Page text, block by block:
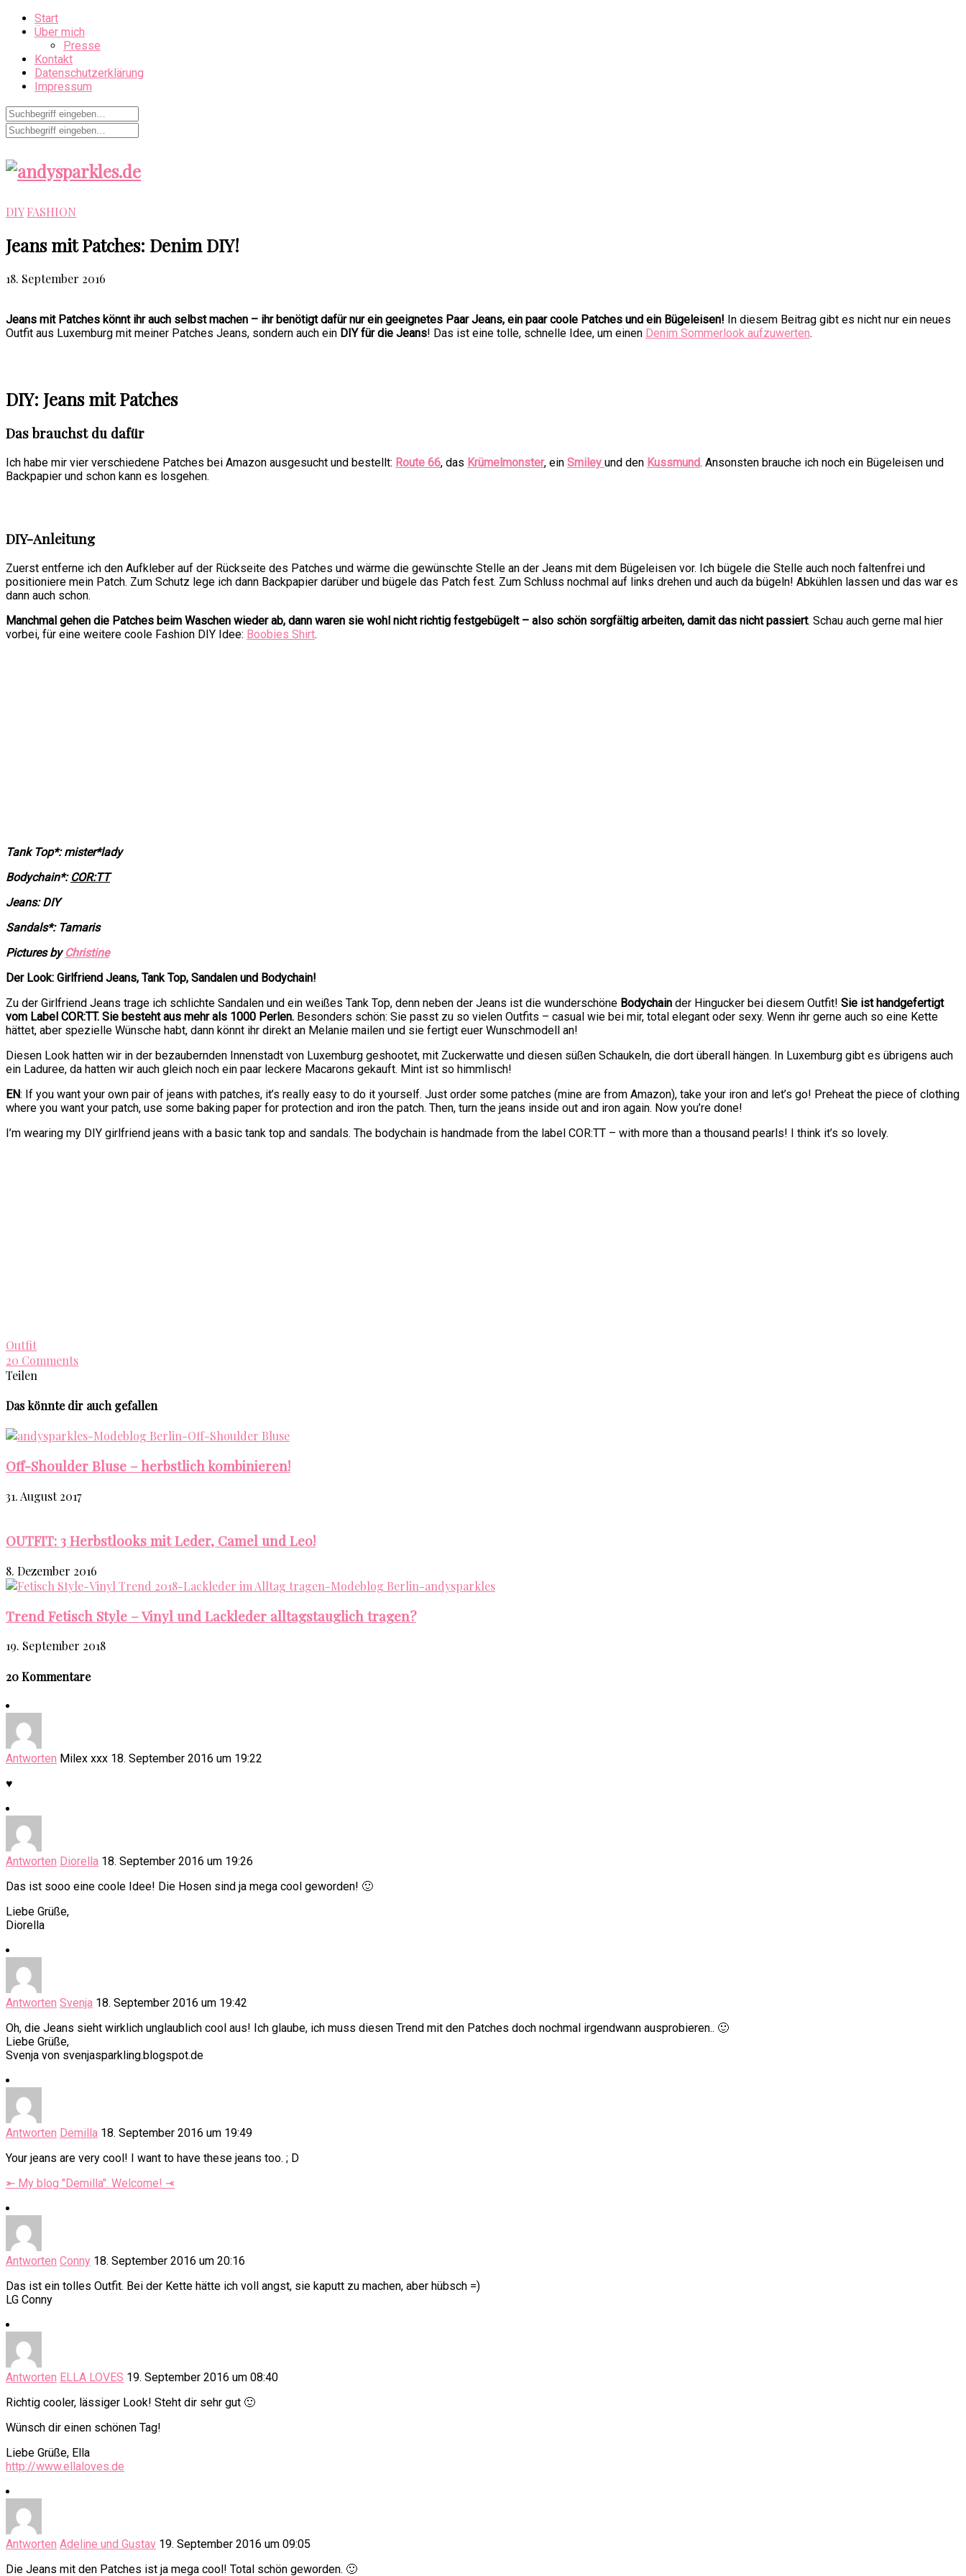
Start
Über mich
Presse
Kontakt
Datenschutzerklärung
Impressum
DIY FASHION
Jeans mit Patches: Denim DIY!
18. September 2016
Jeans mit Patches könnt ihr auch selbst machen – ihr benötigt dafür nur ein geeignetes Paar Jeans, ein paar coole Patches und ein Bügeleisen! In diesem Beitrag gibt es nicht nur ein neues
Outfit aus Luxemburg mit meiner Patches Jeans, sondern auch ein DIY für die Jeans! Das ist eine tolle, schnelle Idee, um einen Denim Sommerlook aufzuwerten.
DIY: Jeans mit Patches
Das brauchst du dafür
Ich habe mir vier verschiedene Patches bei Amazon ausgesucht und bestellt: Route 66, das Krümelmonster, ein Smiley und den Kussmund. Ansonsten brauche ich noch ein Bügeleisen und
Backpapier und schon kann es losgehen.
DIY-Anleitung
Zuerst entferne ich den Aufkleber auf der Rückseite des Patches und wärme die gewünschte Stelle an der Jeans mit dem Bügeleisen vor. Ich bügele die Stelle auch noch faltenfrei und
positioniere mein Patch. Zum Schutz lege ich dann Backpapier darüber und bügele das Patch fest. Zum Schluss nochmal auf links drehen und auch da bügeln! Abkühlen lassen und das war es
dann auch schon.
Manchmal gehen die Patches beim Waschen wieder ab, dann waren sie wohl nicht richtig festgebügelt – also schön sorgfältig arbeiten, damit das nicht passiert. Schau auch gerne mal hier
vorbei, für eine weitere coole Fashion DIY Idee: Boobies Shirt.
Tank Top*: mister*lady
Bodychain*: COR:TT
Jeans: DIY
Sandals*: Tamaris
Pictures by Christine
Der Look: Girlfriend Jeans, Tank Top, Sandalen und Bodychain!
Zu der Girlfriend Jeans trage ich schlichte Sandalen und ein weißes Tank Top, denn neben der Jeans ist die wunderschöne Bodychain der Hingucker bei diesem Outfit! Sie ist handgefertigt
vom Label COR:TT. Sie besteht aus mehr als 1000 Perlen. Besonders schön: Sie passt zu so vielen Outfits – casual wie bei mir, total elegant oder sexy. Wenn ihr gerne auch so eine Kette
hättet, aber spezielle Wünsche habt, dann könnt ihr direkt an Melanie mailen und sie fertigt euer Wunschmodell an!
Diesen Look hatten wir in der bezaubernden Innenstadt von Luxemburg geshootet, mit Zuckerwatte und diesen süßen Schaukeln, die dort überall hängen. In Luxemburg gibt es übrigens auch
ein Laduree, da hatten wir auch gleich noch ein paar leckere Macarons gekauft. Mint ist so himmlisch!
EN: If you want your own pair of jeans with patches, it’s really easy to do it yourself. Just order some patches (mine are from Amazon), take your iron and let’s go! Preheat the piece of clothing
where you want your patch, use some baking paper for protection and iron the patch. Then, turn the jeans inside out and iron again. Now you’re done!
I’m wearing my DIY girlfriend jeans with a basic tank top and sandals. The bodychain is handmade from the label COR:TT – with more than a thousand pearls! I think it’s so lovely.
Outfit
20 Comments
Teilen
Das könnte dir auch gefallen
Off-Shoulder Bluse – herbstlich kombinieren!
31. August 2017
OUTFIT: 3 Herbstlooks mit Leder, Camel und Leo!
8. Dezember 2016
Trend Fetisch Style – Vinyl und Lackleder alltagstauglich tragen?
19. September 2018
20 Kommentare
Antworten Milex xxx 18. September 2016 um 19:22
♥
Antworten Diorella 18. September 2016 um 19:26
Das ist sooo eine coole Idee! Die Hosen sind ja mega cool geworden! 🙂
Liebe Grüße,
Diorella
Antworten Svenja 18. September 2016 um 19:42
Oh, die Jeans sieht wirklich unglaublich cool aus! Ich glaube, ich muss diesen Trend mit den Patches doch nochmal irgendwann ausprobieren.. 🙂
Liebe Grüße,
Svenja von svenjasparkling.blogspot.de
Antworten Demilla 18. September 2016 um 19:49
Your jeans are very cool! I want to have these jeans too. ; D
⤜ My blog "Demilla". Welcome! ⤛
Antworten Conny 18. September 2016 um 20:16
Das ist ein tolles Outfit. Bei der Kette hätte ich voll angst, sie kaputt zu machen, aber hübsch =)
LG Conny
Antworten ELLA LOVES 19. September 2016 um 08:40
Richtig cooler, lässiger Look! Steht dir sehr gut 🙂
Wünsch dir einen schönen Tag!
Liebe Grüße, Ella
http://www.ellaloves.de
Antworten Adeline und Gustav 19. September 2016 um 09:05
Die Jeans mit den Patches ist ja mega cool! Total schön geworden. 🙂